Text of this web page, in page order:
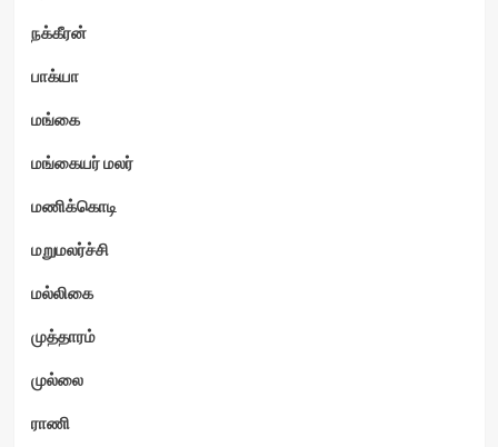
நக்கீரன்
பாக்யா
மங்கை
மங்கையர் மலர்
மணிக்கொடி
மறுமலர்ச்சி
மல்லிகை
முத்தாரம்
முல்லை
ராணி